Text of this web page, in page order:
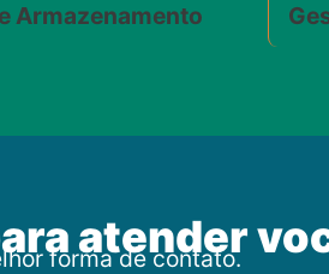
Armazenamento
atender
forma de contato.